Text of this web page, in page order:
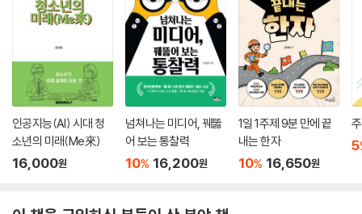
인공지능(AI) 시대 청
소년의 미래(Me來)
16,000원
넘쳐나는 미디어, 꿰뚫
어 보는 통찰력
10% 16,200원
1일 1주제 9분 만에 끝
내는 한자
10% 16,650원
5